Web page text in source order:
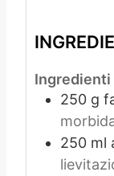
250 g
250 ml